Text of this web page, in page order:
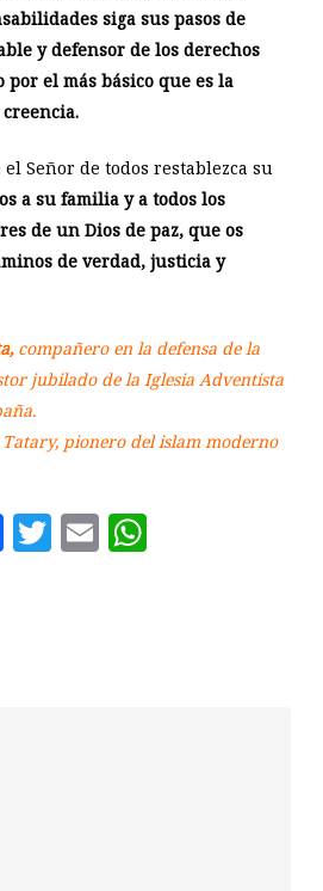
siga sus pasos de
y defensor de los derechos
por el más básico que es la
Señor de todos restablezca su
a su familia y a todos los
de un Dios de paz, que os
de verdad, justicia y
compañero en la defensa de la
jubilado de la Iglesia Adventista
pionero del islam moderno
Facebook
Twitter
Email